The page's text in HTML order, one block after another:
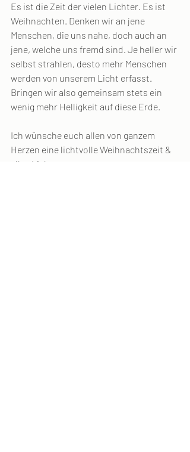
Es ist die Zeit der vielen Lichter. Es ist
Weihnachten. Denken wir an jene
Menschen, die uns nahe, doch auch an
jene, welche uns fremd sind. Je heller wir
selbst strahlen, desto mehr Menschen
werden von unserem Licht erfasst.
Bringen wir also gemeinsam stets ein
wenig mehr Helligkeit auf diese Erde.
Ich wünsche euch allen von ganzem
Herzen eine lichtvolle Weihnachtszeit &
alles Liebe,